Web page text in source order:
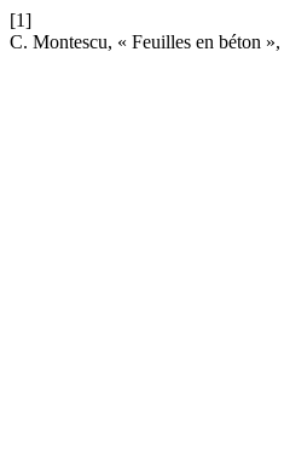
[1]
C. Montescu, « Feuilles en béton »,